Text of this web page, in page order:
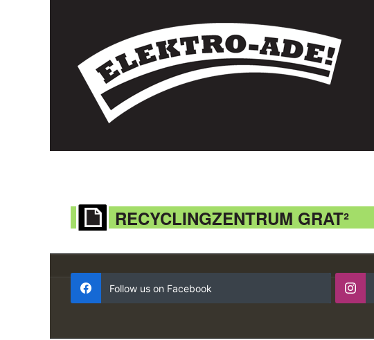
RECYCLINGZENTRUM GRAT²
Follow us on Facebook